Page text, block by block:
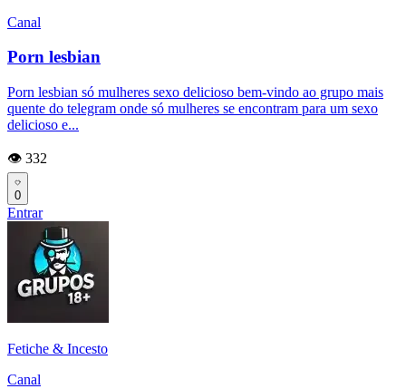
Canal
Porn lesbian
Porn lesbian só mulheres sexo delicioso bem-vindo ao grupo mais
quente do telegram onde só mulheres se encontram para um sexo
delicioso e...
👁️ 332
0
Entrar
Fetiche & Incesto
Canal